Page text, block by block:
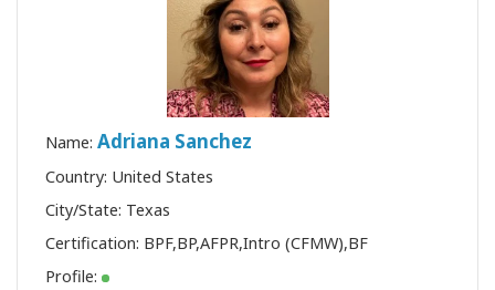
Name: Adriana Sanchez
Country: United States
City/State: Texas
Certification: BPF,BP,AFPR,Intro (CFMW),BF
Profile: